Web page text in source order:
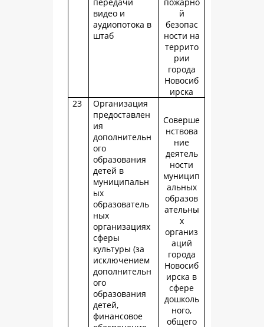
видео и
аудиопотока в
штаб
й
безопас
ности на
террито
рии
города
Новосиб
ирска
23
Организация
предоставлен
ия
дополнительн
ого
образования
детей в
муниципальн
ых
образователь
ных
организациях
сферы
культуры (за
исключением
дополнительн
ого
образования
детей,
финансовое
Соверше
нствова
ние
деятель
ности
муницип
альных
образов
ательны
х
организ
аций
города
Новосиб
ирска в
сфере
дошколь
ного,
общего